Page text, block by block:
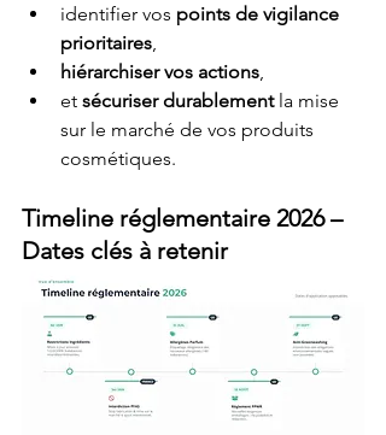
identifier vos points de vigilance
prioritaires
hiérarchiser vos actions
et sécuriser durablement la mise
sur le marché de vos produits
cosmétiques.
Timeline réglementaire 2026 –
Dates clés à retenir